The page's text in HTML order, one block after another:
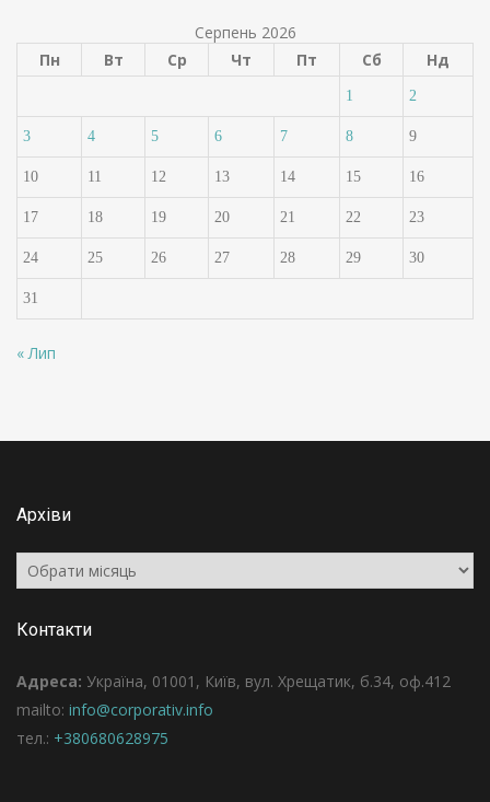
Серпень 2026
Пн
Вт Ср Чт Пт Сб Нд
1 2
3 4 5 6 7 8 9
10 11 12 13 14 15 16
17 18 19 20 21 22 23
24 25 26 27 28 29 30
31
« Лип
Архіви
Архіви
Контакти
Адреса: Україна, 01001, Київ, вул. Хрещатик, б.34, оф.412
mailto: info@corporativ.info
тел.: +380680628975